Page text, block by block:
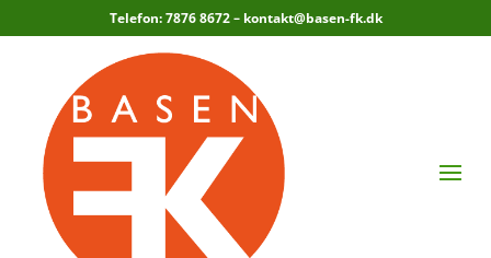
Telefon: 7876 8672 – kontakt@basen-fk.dk